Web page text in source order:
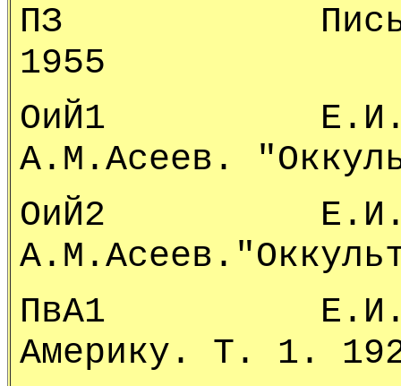
ПЗ Письма
1955
ОиЙ1
А.М.Асеев.
ОиЙ2
ПвА1
Америку. Т. 1.